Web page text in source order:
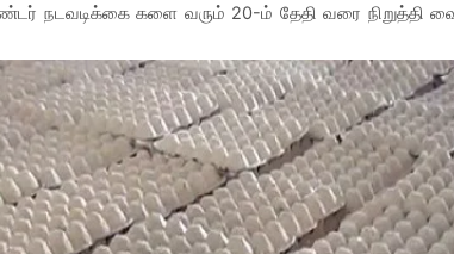
நடவடிக்கை களை வரும் 20-ம் தேதி வரை நிறுத்தி